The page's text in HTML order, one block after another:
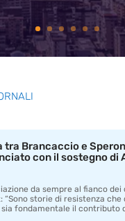
tra Brancaccio e
con il sostegno di
da sempre al fianco
storie di resistenza che
fondamentale il contributo